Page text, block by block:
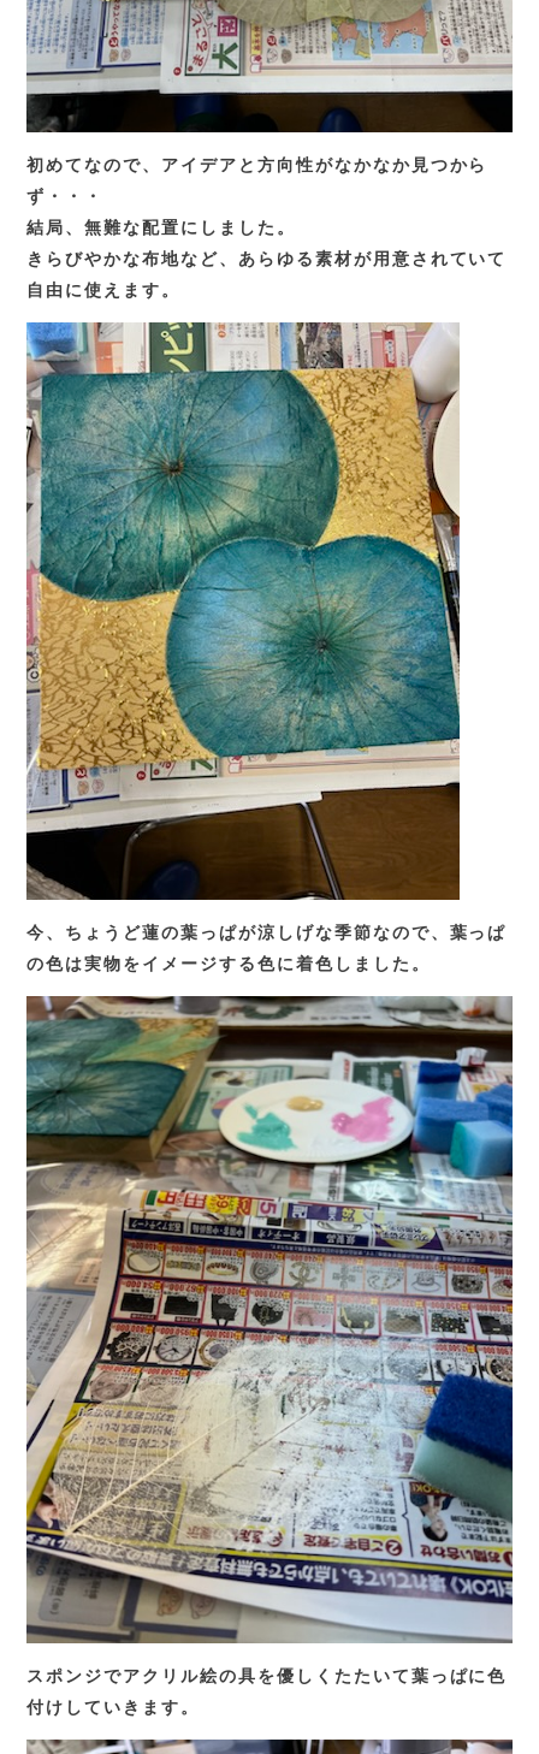
初めてなので、アイデアと方向性がなかなか見つから
ず・・・
結局、無難な配置にしました。
きらびやかな布地など、あらゆる素材が用意されていて
自由に使えます。
今、ちょうど蓮の葉っぱが涼しげな季節なので、葉っぱ
の色は実物をイメージする色に着色しました。
スポンジでアクリル絵の具を優しくたたいて葉っぱに色
付けしていきます。